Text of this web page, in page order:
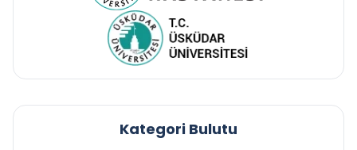
Kategori Bulutu